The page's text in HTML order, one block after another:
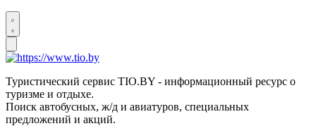
Туристический сервис TIO.BY - информационный ресурс о
туризме и отдыхе.
Поиск автобусных, ж/д и авиатуров, специальных
предложений и акций.